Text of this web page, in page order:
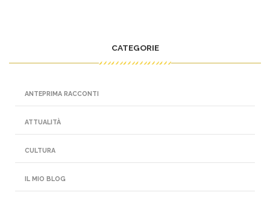
CATEGORIE
ANTEPRIMA RACCONTI
ATTUALITÀ
CULTURA
IL MIO BLOG